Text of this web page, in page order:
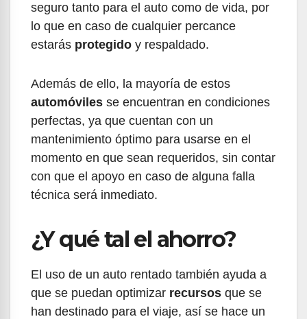
seguro tanto para el auto como de vida, por
lo que en caso de cualquier percance
estarás protegido y respaldado.
Además de ello, la mayoría de estos
automóviles se encuentran en condiciones
perfectas, ya que cuentan con un
mantenimiento óptimo para usarse en el
momento en que sean requeridos, sin contar
con que el apoyo en caso de alguna falla
técnica será inmediato.
¿Y qué tal el ahorro?
El uso de un auto rentado también ayuda a
que se puedan optimizar recursos que se
han destinado para el viaje, así se hace un